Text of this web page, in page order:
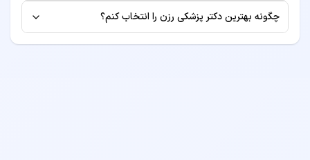
ممکن است هزینه‌های جانبی مانند آزمایش یا رادیولوژی
جداگانه محاسبه شود.
اطلاع از لیست بیمه‌های طرف قرارداد، به صفحه پروفایل دکتر
مراجعه کنید یا قبل از رزرو نوبت با مطب تماس بگیرید.
چگونه بهترین دکتر پزشکی رزن را انتخاب کنم؟